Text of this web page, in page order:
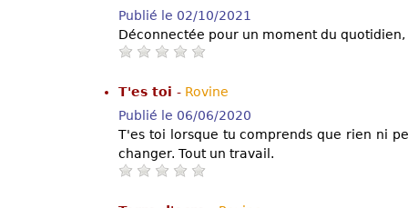
Publié le 02/10/2021
Déconnectée pour un moment du
T'es toi - Rovine
Publié le 06/06/2020
T'es toi lorsque tu comprends que rien ni
changer. Tout un travail.